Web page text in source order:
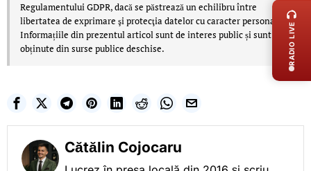
Regulamentului GDPR, dacă se păstrează un echilibru între
libertatea de exprimare şi protecţia datelor cu caracter personal.
Informațiile din prezentul articol sunt de interes public și sunt
obținute din surse publice deschise.
Cătălin Cojocaru
RADIO LIVE